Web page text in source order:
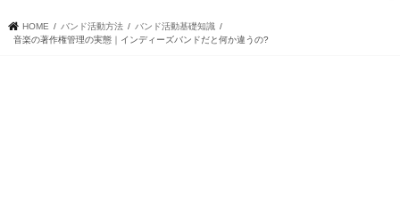
HOME バンド活動方法
バンド活動基礎知識
音楽の著作権管理の実態｜インディーズバンドだと何か違うの?